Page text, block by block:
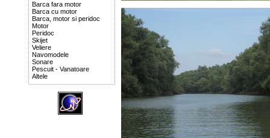
Barca fara motor
Barca cu motor
Barca, motor si peridoc
Motor
Peridoc
Skijet
Veliere
Navomodele
Sonare
Pescuit - Vanatoare
Altele